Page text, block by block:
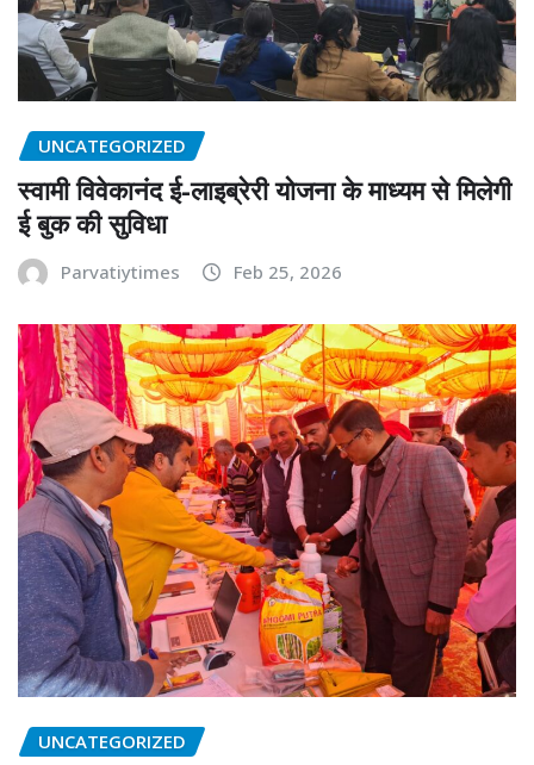
UNCATEGORIZED
स्वामी विवेकानंद ई-लाइब्रेरी योजना के माध्यम से मिलेगी
ई बुक की सुविधा
Parvatiytimes Feb 25, 2026
UNCATEGORIZED